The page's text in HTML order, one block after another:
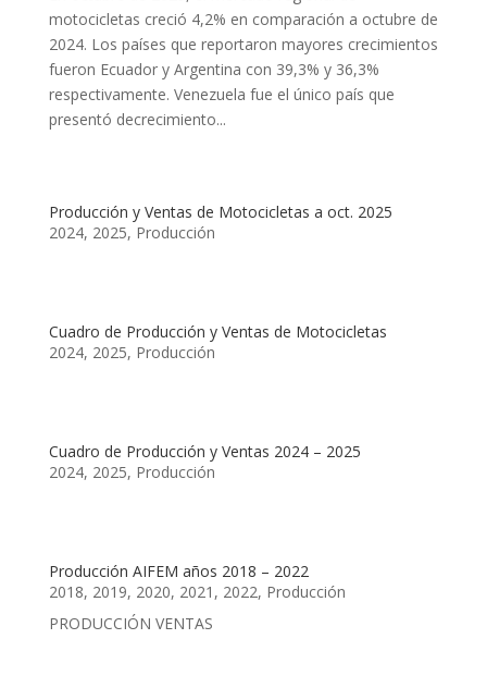
motocicletas creció 4,2% en comparación a octubre de
2024. Los países que reportaron mayores crecimientos
fueron Ecuador y Argentina con 39,3% y 36,3%
respectivamente. Venezuela fue el único país que
presentó decrecimiento...
Producción y Ventas de Motocicletas a oct. 2025
2024, 2025, Producción
Cuadro de Producción y Ventas de Motocicletas
2024, 2025, Producción
Cuadro de Producción y Ventas 2024 – 2025
2024, 2025, Producción
Producción AIFEM años 2018 – 2022
2018, 2019, 2020, 2021 , 2022, Producción
PRODUCCIÓN VENTAS